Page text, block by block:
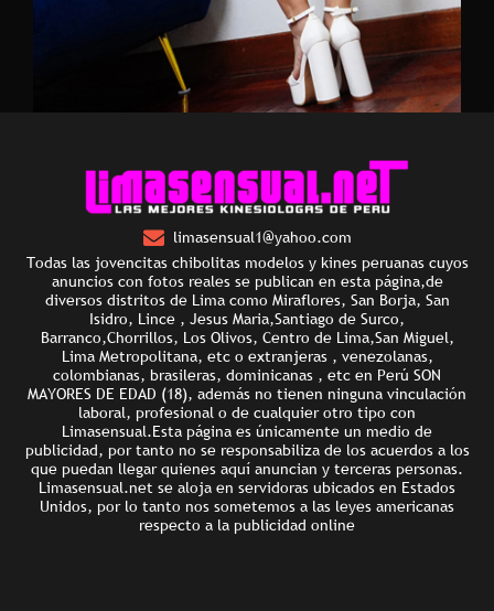
limasensual1@yahoo.com
Todas las jovencitas chibolitas modelos y kines peruanas cuyos
anuncios con fotos reales se publican en esta página,de
diversos distritos de Lima como Miraflores, San Borja, San
Isidro, Lince , Jesus Maria,Santiago de Surco,
Barranco,Chorrillos, Los Olivos, Centro de Lima,San Miguel,
Lima Metropolitana, etc o extranjeras , venezolanas,
colombianas, brasileras, dominicanas , etc en Perú SON
MAYORES DE EDAD (18), además no tienen ninguna vinculación
laboral, profesional o de cualquier otro tipo con
Limasensual.Esta página es únicamente un medio de
publicidad, por tanto no se responsabiliza de los acuerdos a los
que puedan llegar quienes aquí anuncian y terceras personas.
Limasensual.net se aloja en servidoras ubicados en Estados
Unidos, por lo tanto nos sometemos a las leyes americanas
respecto a la publicidad online